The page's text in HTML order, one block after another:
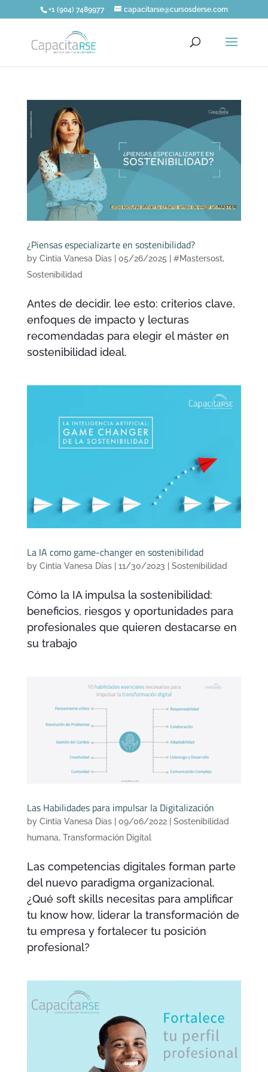
+1 (904) 7489977 capacitarse@cursosderse.com
¿Piensas especializarte en sostenibilidad?
by Cintia Vanesa Días| 05/26/2025 | #Mastersost,
Sostenibilidad
Antes de decidir, lee esto: criterios clave,
enfoques de impacto y lecturas
recomendadas para elegir el máster en
sostenibilidad ideal.
La IA como game-changer en sostenibilidad
by Cintia Vanesa Días| 11/30/2023 | Sostenibilidad
Cómo la IA impulsa la sostenibilidad:
beneficios, riesgos y oportunidades para
profesionales que quieren destacarse en
su trabajo
Las Habilidades para impulsar la Digitalización
by Cintia Vanesa Días| 09/06/2022| Sostenibilidad
humana, Transformación Digital
Las competencias digitales forman parte
del nuevo paradigma organizacional.
¿Qué soft skills necesitas para amplificar
tu know how, liderar la transformación de
tu empresa y fortalecer tu posición
profesional?